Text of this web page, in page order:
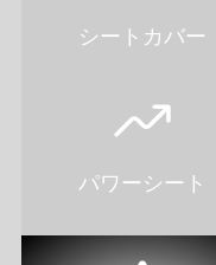
シートカバー
パワーシート